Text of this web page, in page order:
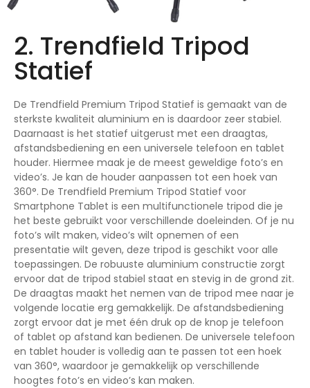
2. Trendfield Tripod
Statief
De Trendfield Premium Tripod Statief is gemaakt van de
sterkste kwaliteit aluminium en is daardoor zeer stabiel.
Daarnaast is het statief uitgerust met een draagtas,
afstandsbediening en een universele telefoon en tablet
houder. Hiermee maak je de meest geweldige foto’s en
video’s. Je kan de houder aanpassen tot een hoek van
360°. De Trendfield Premium Tripod Statief voor
Smartphone Tablet is een multifunctionele tripod die je
het beste gebruikt voor verschillende doeleinden. Of je nu
foto’s wilt maken, video’s wilt opnemen of een
presentatie wilt geven, deze tripod is geschikt voor alle
toepassingen. De robuuste aluminium constructie zorgt
ervoor dat de tripod stabiel staat en stevig in de grond zit.
De draagtas maakt het nemen van de tripod mee naar je
volgende locatie erg gemakkelijk. De afstandsbediening
zorgt ervoor dat je met één druk op de knop je telefoon
of tablet op afstand kan bedienen. De universele telefoon
en tablet houder is volledig aan te passen tot een hoek
van 360°, waardoor je gemakkelijk op verschillende
hoogtes foto’s en video’s kan maken.